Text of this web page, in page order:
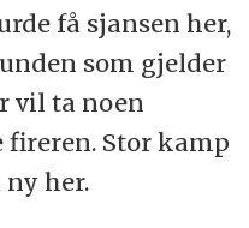
få sjansen her,
som gjelder
vil ta noen
fireren. Stor kamp
ny her.